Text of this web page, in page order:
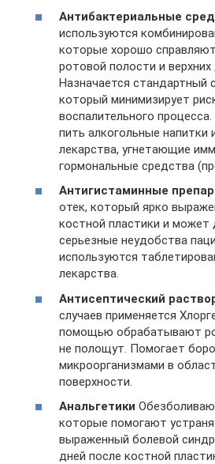
Антибактериальные
используются
которые хорошо
ротовой полости и
Назначается стандартный
который минимизирует
воспалительного
пить алкогольные напитки
лекарства, угнетающие
гормональные средства
Антигистаминные
отек, который ярко
костной пластики и может
серьезные неудобства
используются
лекарства.
Антисептический
случаев применяется
помощью обрабатывают
не полощут. Помогает
микроорганизмами в
поверхности.
Анальгетики
которые помогают
выраженный болевой
дней после костной